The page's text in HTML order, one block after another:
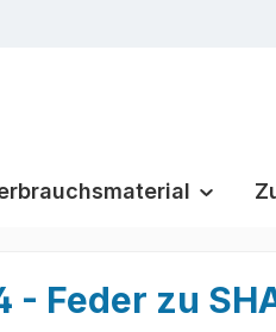
Feder zu